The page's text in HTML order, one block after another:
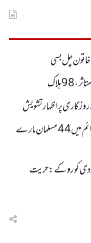
خاتون چل بسی
پر اظہارتشویش
رواں سال اب تک بھارت میں مسلم مخالف نفرت انگیز جرائم میں 44 مسلمان مارے
گردی کو روکے : حریت